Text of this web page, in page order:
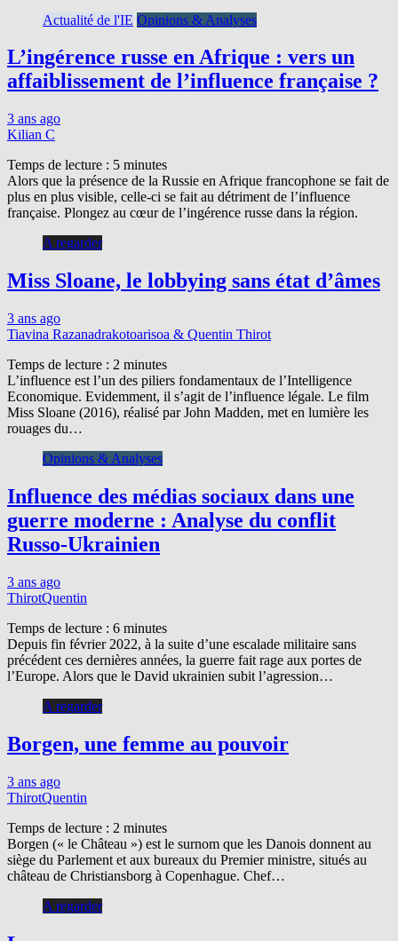
Actualité de l'IE Opinions & Analyses
L’ingérence russe en Afrique : vers un
affaiblissement de l’influence française ?
3 ans ago
Kilian C
Temps de lecture : 5 minutes
Alors que la présence de la Russie en Afrique francophone se fait de
plus en plus visible, celle-ci se fait au détriment de l’influence
française. Plongez au cœur de l’ingérence russe dans la région.
A regarder
Miss Sloane, le lobbying sans état d’âmes
3 ans ago
Tiavina Razanadrakotoarisoa & Quentin Thirot
Temps de lecture : 2 minutes
L’influence est l’un des piliers fondamentaux de l’Intelligence
Economique. Evidemment, il s’agit de l’influence légale. Le film
Miss Sloane (2016), réalisé par John Madden, met en lumière les
rouages du…
Opinions & Analyses
Influence des médias sociaux dans une
guerre moderne : Analyse du conflit
Russo-Ukrainien
3 ans ago
ThirotQuentin
Temps de lecture : 6 minutes
Depuis fin février 2022, à la suite d’une escalade militaire sans
précédent ces dernières années, la guerre fait rage aux portes de
l’Europe. Alors que le David ukrainien subit l’agression…
A regarder
Borgen, une femme au pouvoir
3 ans ago
ThirotQuentin
Temps de lecture : 2 minutes
Borgen (« le Château ») est le surnom que les Danois donnent au
siège du Parlement et aux bureaux du Premier ministre, situés au
château de Christiansborg à Copenhague. Chef…
A regarder